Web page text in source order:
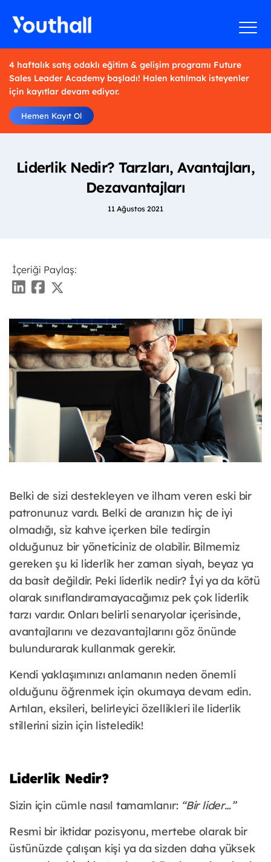
4 haftalık satış odaklı eğitim & gelişim programı Future
Sales Leader Academy başladı! Halen katılmak isteyenler
için kayıtlar devam ediyor.
Hemen Kayıt Ol
Liderlik Nedir? Tarzları, Avantajları,
Dezavantajları
11 Ağustos 2021
İçeriği Paylaş:
Belki de sizi destekleyen ve ilham veren eski bir
patronunuz vardı. Belki de aranızın hiç de iyi
olmadığı, siz kahve içerken bile tedirgin
olduğunuz bir yöneticiniz de olabilir. Bilmemiz
gereken şu ki liderlik her zaman siyah, beyaz ya
da basit değildir. Peki liderlik nedir? İyi ya da kötü
olarak sınıflandıramayacağımız pek çok liderlik
tarzı vardır. Onları belirli senaryolar içerisinde,
avantajlarını ve dezavantajlarını göz önünde
bulundurarak kullanmak gerekir.
Kendi yaklaşımınızı anlamanın neden önemli
olduğunu öğrenmek için okumaya devam edin.
Artıları, eksileri, belirleyici özellikleri ile liderlik
stillerini sizin için listeledik!
Liderlik Nedir?
Sizin için cümle nasıl tamamlanır: “Bir lider…”
Resmi bir iktidar pozisyonu, mertebe olarak bir
üstünüzde çalışan kişi ya da sizden daha yüksek